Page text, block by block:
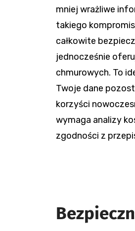
mniej wrażliwe
takiego
całkowite
jednocześnie
chmurowych. To
Twoje dane
korzyści
wymaga analizy
zgodności z